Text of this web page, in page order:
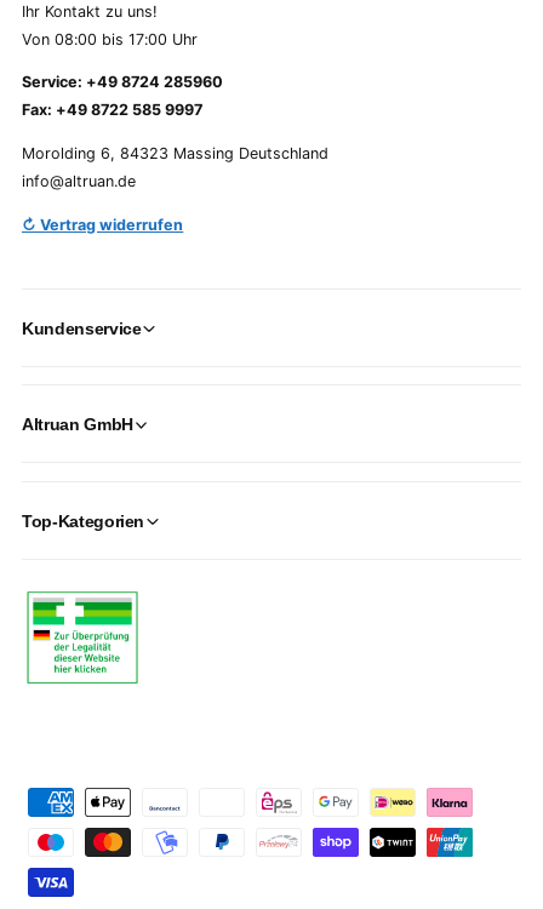
Ihr Kontakt zu uns!
Von 08:00 bis 17:00 Uhr
Service: +49 8724 285960
Fax: +49 8722 585 9997
Morolding 6, 84323 Massing Deutschland
info@altruan.de
↻ Vertrag widerrufen
Kundenservice
Altruan GmbH
Top-Kategorien
m